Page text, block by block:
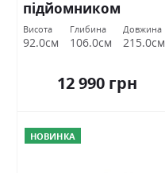
підйомником
Міромарк
Висота
92.0см
Глибина
106.0см
Довжина
215.0см
12 990 грн
НОВИНКА